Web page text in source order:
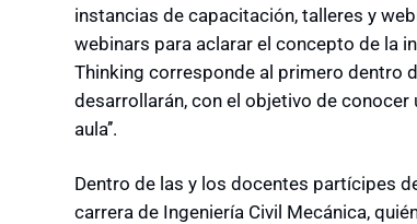
instancias de capacitación, talleres y
webinars para aclarar el concepto de la
Thinking corresponde al primero dentro
desarrollarán, con el objetivo de
aula’’.
Dentro de las y los docentes partícipes
carrera de Ingeniería Civil Mecánica,